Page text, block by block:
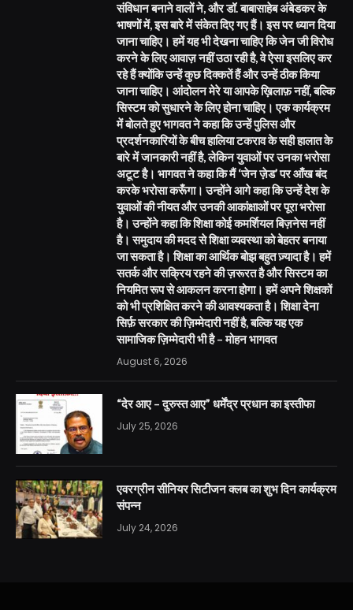
संविधान बनाने वालों ने, और डॉ. बाबासाहेब अंबेडकर के
भाषणों में, इस बारे में संकेत दिए गए हैं। इस पर ध्यान दिया
जाना चाहिए। हमें यह भी देखना चाहिए कि जेन जी विरोध
करने के लिए आवाज़ नहीं उठा रही है, वे ऐसा इसलिए कर
रहे हैं क्योंकि उन्हें कुछ दिक्कतें हैं और उन्हें ठीक किया
जाना चाहिए। आंदोलन मेरे या आपके ख़िलाफ़ नहीं, बल्कि
सिस्टम को सुधारने के लिए होना चाहिए। एक कार्यक्रम
में बोलते हुए भागवत ने कहा कि उन्हें पुलिस और
प्रदर्शनकारियों के बीच हालिया टकराव के सही हालात के
बारे में जानकारी नहीं है, लेकिन युवाओं पर उनका भरोसा
अटूट है। भागवत ने कहा कि मैं ‘जेन ज़ेड’ पर आँख बंद
करके भरोसा करूँगा। उन्होंने आगे कहा कि उन्हें देश के
युवाओं की नीयत और उनकी आकांक्षाओं पर पूरा भरोसा
है। उन्होंने कहा कि शिक्षा कोई कमर्शियल बिज़नेस नहीं
है। समुदाय की मदद से शिक्षा व्यवस्था को बेहतर बनाया
जा सकता है। शिक्षा का आर्थिक बोझ बहुत ज़्यादा है। हमें
सतर्क और सक्रिय रहने की ज़रूरत है और सिस्टम का
नियमित रूप से आकलन करना होगा। हमें अपने शिक्षकों
को भी प्रशिक्षित करने की आवश्यकता है। शिक्षा देना
सिर्फ़ सरकार की ज़िम्मेदारी नहीं है, बल्कि यह एक
सामाजिक ज़िम्मेदारी भी है – मोहन भागवत
August 6, 2026
“देर आए – दुरुस्त आए” धर्मेंद्र प्रधान का इस्तीफा
July 25, 2026
एवरग्रीन सीनियर सिटीजन क्लब का शुभ दिन कार्यक्रम
संपन्न
July 24, 2026